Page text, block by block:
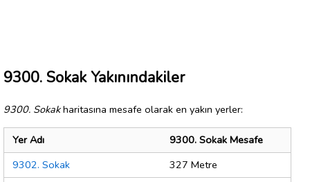
9300. Sokak Yakınındakiler
9300. Sokakharitasına mesafe olarak en yakın yerler:
Yer Adı
9300. Sokak Mesafe
9302. Sokak
327 Metre